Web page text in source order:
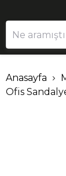
Anasayfa
Ofis